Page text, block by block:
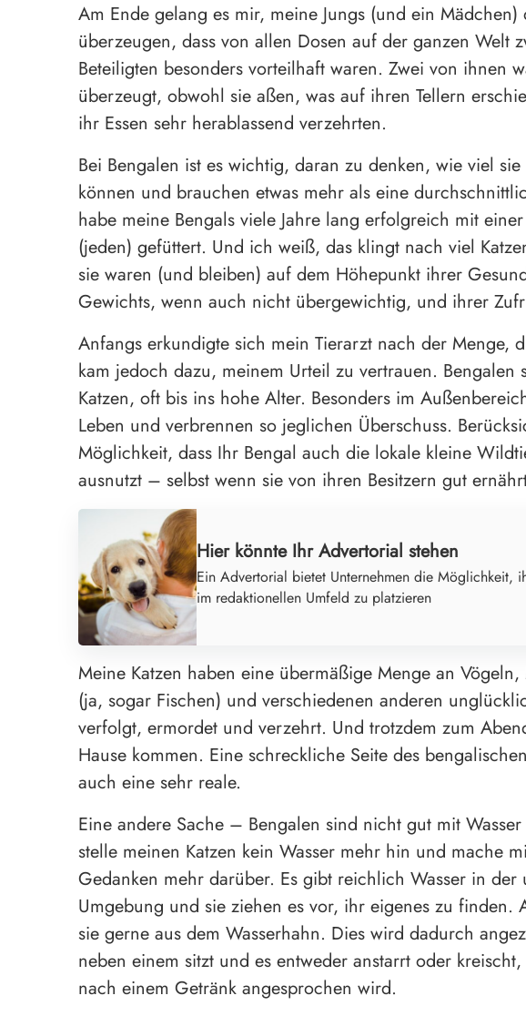
Am Ende gelang es mir, meine Jungs (und ein Mädchen)
überzeugen, dass von allen Dosen auf der ganzen Welt
Beteiligten besonders vorteilhaft waren. Zwei von ihnen
überzeugt, obwohl sie aßen, was auf ihren Tellern
ihr Essen sehr herablassend verzehrten.
Bei Bengalen ist es wichtig, daran zu denken, wie viel sie
können und brauchen etwas mehr als eine
habe meine Bengals viele Jahre lang erfolgreich mit
(jeden) gefüttert. Und ich weiß, das klingt nach viel
sie waren (und bleiben) auf dem Höhepunkt ihrer
Gewichts, wenn auch nicht übergewichtig, und ihrer
Anfangs erkundigte sich mein Tierarzt nach der Menge,
kam jedoch dazu, meinem Urteil zu vertrauen. Bengalen
Katzen, oft bis ins hohe Alter. Besonders im
Leben und verbrennen so jeglichen Überschuss.
Möglichkeit, dass Ihr Bengal auch die lokale kleine
ausnutzt – selbst wenn sie von ihren Besitzern gut
Hier könnte Ihr Advertorial stehen
Ein Advertorial bietet Unternehmen die Möglichkeit,
im redaktionellen Umfeld zu platzieren
Meine Katzen haben eine übermäßige Menge an Vögeln,
(ja, sogar Fischen) und verschiedenen anderen
verfolgt, ermordet und verzehrt. Und trotzdem zum
Hause kommen. Eine schreckliche Seite des
auch eine sehr reale.
Eine andere Sache – Bengalen sind nicht gut mit
stelle meinen Katzen kein Wasser mehr hin und mache
Gedanken mehr darüber. Es gibt reichlich Wasser in der
Umgebung und sie ziehen es vor, ihr eigenes zu finden.
sie gerne aus dem Wasserhahn. Dies wird dadurch
neben einem sitzt und es entweder anstarrt oder
nach einem Getränk angesprochen wird.